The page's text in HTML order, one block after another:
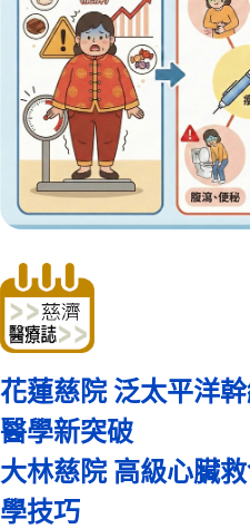
花蓮慈院 泛太平洋
醫學新突破
大林慈院 高級心臟
學技巧